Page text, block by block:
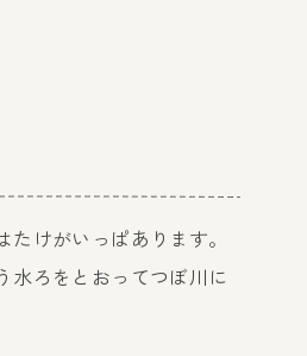
けがいっぱあります。
水ろをとおってつぼ川に